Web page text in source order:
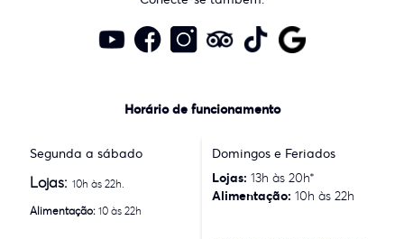
Horário de funcionamento
Segunda a sábado
Lojas:10h às 22h.
Alimentação: 10 às 22h
Domingos e Feriados
Lojas: 13h às 20h*
Alimentação: 10h às 22h